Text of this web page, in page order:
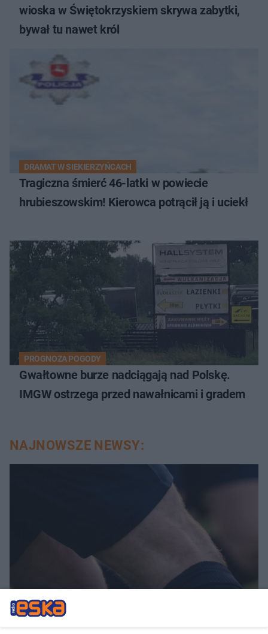
wioska w Świętokrzyskiem skrywa zabytki,
bywał tu nawet król
DRAMAT W SIEKIERZYŃCACH
Tragiczna śmierć 46-latki w powiecie
hrubieszowskim! Kierowca potrącił ją i uciekł
PROGNOZA POGODY
Gwałtowne burze nadciągają nad Polskę.
IMGW ostrzega przed nawałnicami i gradem
NAJNOWSZE NEWSY:
Górnik Zabrze wygrywa z